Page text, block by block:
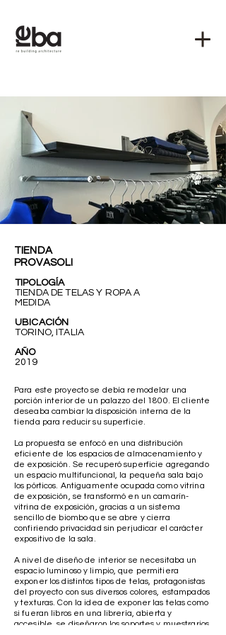
TIENDA
PROVASOLI
TIPOLOGÍA
TIENDA DE TELAS Y ROPA A
MEDIDA
UBICACIÓN
TORINO, ITALIA
AÑO
2019
Para este proyecto se debía remodelar una
porción interior de un palazzo del 1800. El cliente
deseaba cambiar la disposición interna de la
tienda para reducir su superficie.
La propuesta se enfocó en una distribución
eficiente de los espacios de almacenamiento y
de exposición. Se recuperó superficie agregando
un espacio multifuncional, la pequeña sala bajo
los pórticos. Antiguamente ocupada como vitrina
de exposición, se transformó en un camarín-
vitrina de exposición, gracias a un sistema
sencillo de biombo que se abre y cierra
confiriendo privacidad sin perjudicar el carácter
expositivo de la sala.
A nivel de diseño de interior se necesitaba un
espacio luminoso y limpio, que permitiera
exponer los distintos tipos de telas, protagonistas
del proyecto con sus diversos colores, estampados
y texturas. Con la idea de exponer las telas como
si fueran libros en una librería, abierta y
accesible, se diseñaron los soportes y muestrarios